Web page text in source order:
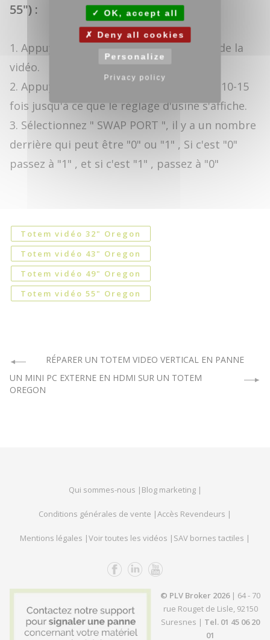
55") :
1. Appuyez sur STOP pendant la lecture de la
vidéo.
2. Appuyez sur le HAUT-PARLEUR (Mute) 10-15
fois jusqu'à ce que le réglage d'usine s'affiche.
3. Sélectionnez " SWAP PORT ", il y a un nombre
derrière qui peut être "0" ou "1" , Si c'est "0"
passez à "1" , et si c'est "1" , passez à "0"
Totem vidéo 32" Oregon
Totem vidéo 43" Oregon
Totem vidéo 49" Oregon
Totem vidéo 55" Oregon
RÉPARER UN TOTEM VIDEO VERTICAL EN PANNE
UN MINI PC EXTERNE EN HDMI SUR UN TOTEM
OREGON
Qui sommes-nous | Blog marketing |
Conditions générales de vente |Accès Revendeurs |
Mentions légales |Voir toutes les vidéos | SAV bornes tactiles |
© PLV Broker 2026| 64 - 70
rue Rouget de Lisle, 92150
Suresnes | Tel. 01 45 06 20
01
OK, accept all
Deny all cookies
Personalize
Privacy policy